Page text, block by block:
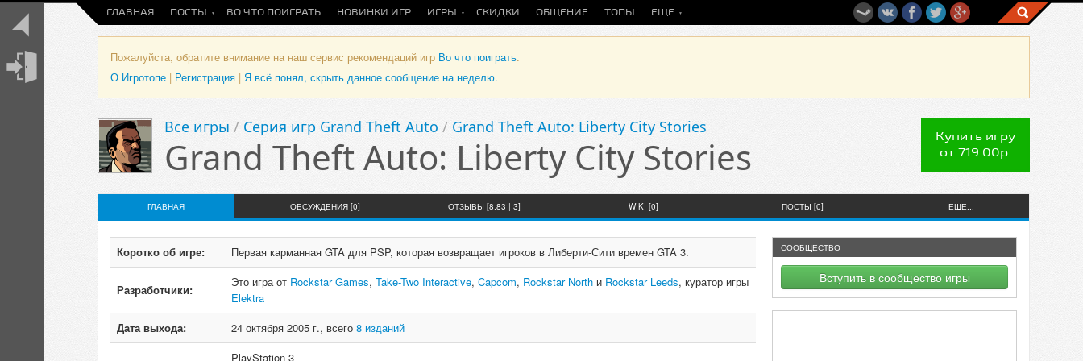
ГЛАВНАЯ ПОСТЫ ВО ЧТО ПОИГРАТЬ НОВИНКИ ИГР ИГРЫ СКИДКИ ОБЩЕНИЕ ТОПЫ ЕЩЕ
Пожалуйста, обратите внимание на наш сервис рекомендаций игр Во что поиграть.
О Игротопе | Регистрация | Я всё понял, скрыть данное сообщение на неделю.
Купить игру
от 719.00р.
Все игры / Серия игр Grand Theft Auto / Grand Theft Auto: Liberty City Stories
Grand Theft Auto: Liberty City Stories
ГЛАВНАЯ ОБСУЖДЕНИЯ [0] ОТЗЫВЫ [8.83 | 3] WIKI [0] ПОСТЫ [0] ЕЩЕ...
Коротко об игре: Первая карманная GTA для PSP, которая возвращает игроков в Либерти-Сити времен GTA 3.
Разработчики:
Это игра от Rockstar Games, Take-Two Interactive, Capcom, Rockstar North и Rockstar Leeds, куратор игры
Elektra
Дата выхода:
24 октября 2005 г., всего 8 изданий
PlayStation 3
СООБЩЕСТВО
Вступить в сообщество игры